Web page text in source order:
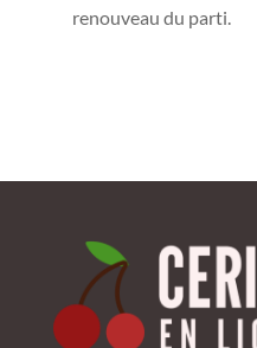
renouveau du parti.